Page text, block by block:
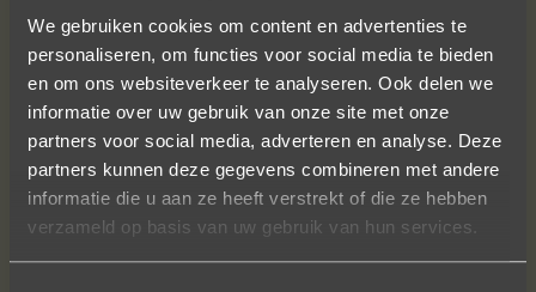
We gebruiken cookies om content en advertenties te
personaliseren, om functies voor social media te bieden
en om ons websiteverkeer te analyseren. Ook delen we
informatie over uw gebruik van onze site met onze
partners voor social media, adverteren en analyse. Deze
partners kunnen deze gegevens combineren met andere
informatie die u aan ze heeft verstrekt of die ze hebben
verzameld op basis van uw gebruik van hun services.
In de ban van uw creaties zijn we
bezig met onze derde bestelling (uit
Frankrijk). De ontvangst is altijd zo
vriendelijk, het team reageert snel en
uitstekend advies. We hebben zojuist